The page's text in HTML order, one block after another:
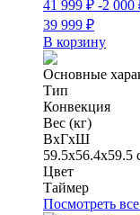
41 999 ₽ -2 000
39 999 ₽
В корзину
Основные
Тип
Конвекция
Вес (кг)
ВхГхШ
59.5х56.4х59.5
Цвет
Таймер
Посмотреть